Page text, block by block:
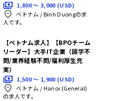
1,800 〜 3,000 (USD)
ベトナム /Binh Duongの求
人です。
【ベトナム求人】【BPOチーム
リーダー】大手IT企業（語学不
問/業界経験不問/福利厚生充
実）
1,500 〜 1,900 (USD)
ベトナム /Hanoi (General)
の求人です。